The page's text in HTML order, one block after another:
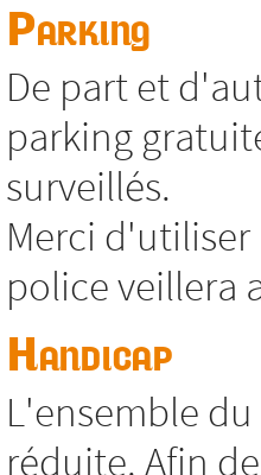
Parking
De part et
parking
surveillés.
Merci d'utiliser
police veillera
Handicap
L'ensemble
réduite. Afin